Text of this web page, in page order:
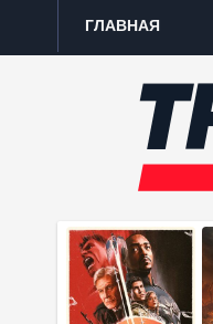
ГЛАВНАЯ